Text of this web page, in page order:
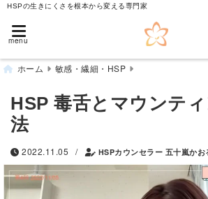
HSPの生きにくさを根本から変える専門家
menu
ホーム 敏感・繊細・HSP
HSP 毒舌とマウンテ
法
2022.11.05 / HSPカウンセラー 五十嵐かお